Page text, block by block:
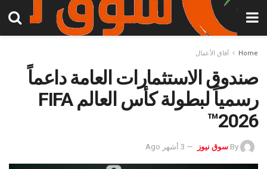
Home آفاق الأعمال
صندوق الاستثمارات العامة داعماً
رسمياً لبطولة كأس العالم FIFA
2026™️
By سوق نيوز 3 أشهر Ago